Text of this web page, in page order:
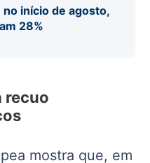
início de agosto,
28%
recuo
mostra que, em